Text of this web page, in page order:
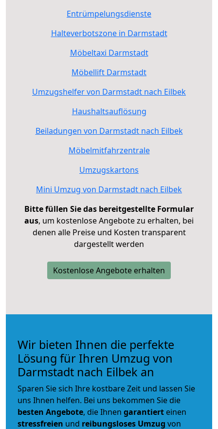
Entrümpelungsdienste
Halteverbotszone in Darmstadt
Möbeltaxi Darmstadt
Möbellift Darmstadt
Umzugshelfer von Darmstadt nach Eilbek
Haushaltsauflösung
Beiladungen von Darmstadt nach Eilbek
Möbelmitfahrzentrale
Umzugskartons
Mini Umzug von Darmstadt nach Eilbek
Bitte füllen Sie das bereitgestellte Formular
aus, um kostenlose Angebote zu erhalten, bei
denen alle Preise und Kosten transparent
dargestellt werden
Kostenlose Angebote erhalten
Wir bieten Ihnen die perfekte
Lösung für Ihren Umzug von
Darmstadt nach Eilbek an
Sparen Sie sich Ihre kostbare Zeit und lassen Sie
uns Ihnen helfen. Bei uns bekommen Sie die
besten Angebote, die Ihnen garantiert einen
stressfreien und reibungsloses Umzug von